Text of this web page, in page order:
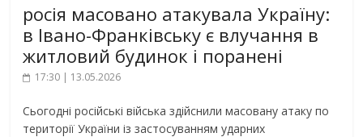
росія масовано атакувала Україну:
в Івано-Франківську є влучання в
житловий будинок і поранені
17:30 | 13.05.2026
Сьогодні російські війська здійснили масовану атаку по
території України із застосуванням ударних